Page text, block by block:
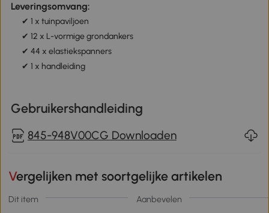
Leveringsomvang:
✔ 1 x tuinpaviljoen
✔ 12 x L-vormige grondankers
✔ 44 x elastiekspanners
✔ 1 x handleiding
Gebruikershandleiding
845-948V00CG Downloaden
Vergelijken met soortgelijke artikelen
Dit item Aanbevelen